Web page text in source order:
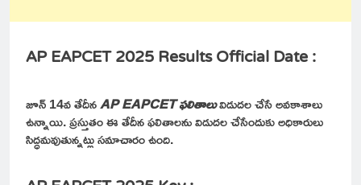
AP EAPCET 2025 Results Official Date :
జూన్ 14వ తేదీనAP EAPCET ఫలితాలువిడుదల చేసే అవకాశాలు
ఉన్నాయి. ప్రస్తుతం ఈ తేదీన ఫలితాలను విడుదల చేసేందుకు అధికారులు
సిద్ధమవుతున్నట్లు సమాచారం ఉంది.